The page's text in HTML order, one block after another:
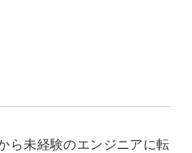
ら未経験のエンジニアに転